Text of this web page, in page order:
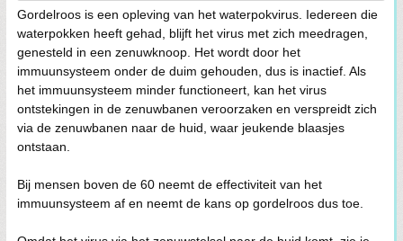
Gordelroos is een opleving van het waterpokvirus. Iedereen die
waterpokken heeft gehad, blijft het virus met zich meedragen,
genesteld in een zenuwknoop. Het wordt door het
immuunsysteem onder de duim gehouden, dus is inactief. Als
het immuunsysteem minder functioneert, kan het virus
ontstekingen in de zenuwbanen veroorzaken en verspreidt zich
via de zenuwbanen naar de huid, waar jeukende blaasjes
ontstaan.
Bij mensen boven de 60 neemt de effectiviteit van het
immuunsysteem af en neemt de kans op gordelroos dus toe.